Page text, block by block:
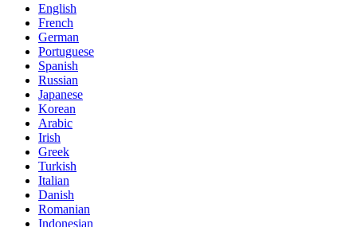
English
French
German
Portuguese
Spanish
Russian
Japanese
Korean
Arabic
Irish
Greek
Turkish
Italian
Danish
Romanian
Indonesian